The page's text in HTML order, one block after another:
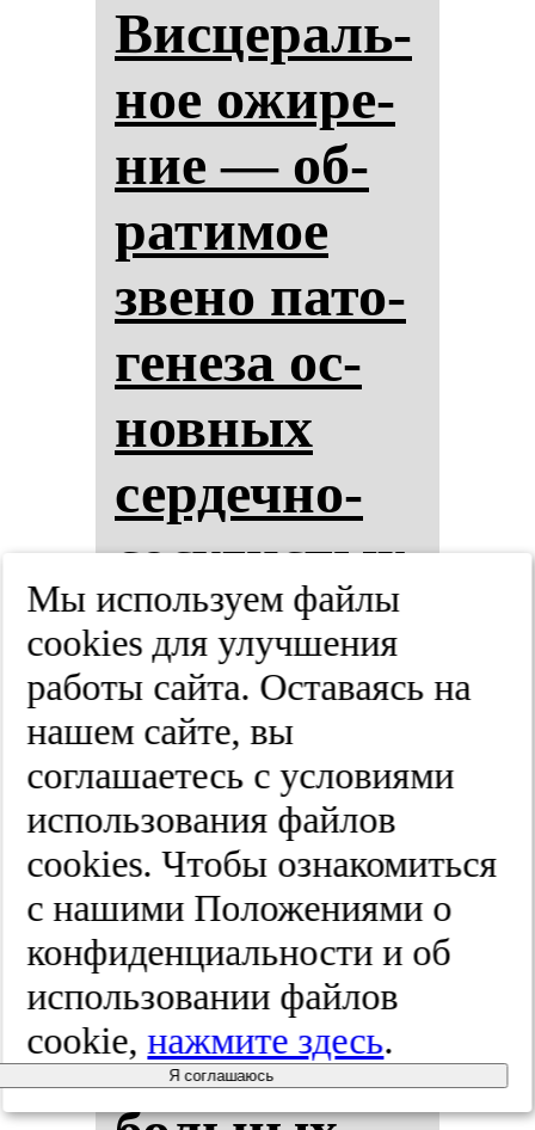
Вис­це­раль­
ное ожи­ре­
ние — об­
ра­ти­мое
зве­но па­то­
ге­не­за ос­
нов­ных
сер­деч­но-
со­су­дис­тых
за­бо­ле­ва­
ний. Кар­ди­
оло­ги­чес­кий
вес­тник.
2025;(3):11-16
Ка­чес­тво
жиз­ни
Мы используем файлы
cооkies для улучшения
работы сайта. Оставаясь на
нашем сайте, вы
соглашаетесь с условиями
использования файлов
cооkies. Чтобы ознакомиться
с нашими Положениями о
конфиденциальности и об
использовании файлов
cookie,нажмите здесь.
Я соглашаюсь